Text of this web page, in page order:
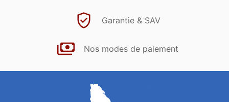
Garantie & SAV
Nos modes de paiement